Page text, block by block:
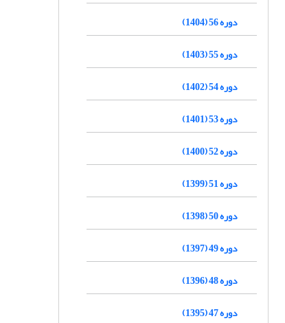
دوره 56 (1404)
دوره 55 (1403)
دوره 54 (1402)
دوره 53 (1401)
دوره 52 (1400)
دوره 51 (1399)
دوره 50 (1398)
دوره 49 (1397)
دوره 48 (1396)
دوره 47 (1395)